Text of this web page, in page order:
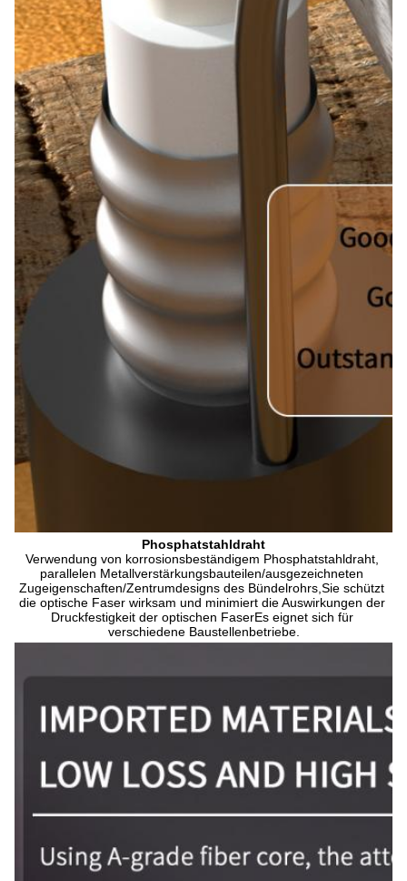
Phosphatstahldraht
Verwendung von korrosionsbeständigem Phosphatstahldraht,
parallelen Metallverstärkungsbauteilen/ausgezeichneten
Zugeigenschaften/Zentrumdesigns des Bündelrohrs,Sie schützt
die optische Faser wirksam und minimiert die Auswirkungen der
Druckfestigkeit der optischen FaserEs eignet sich für
verschiedene Baustellenbetriebe.